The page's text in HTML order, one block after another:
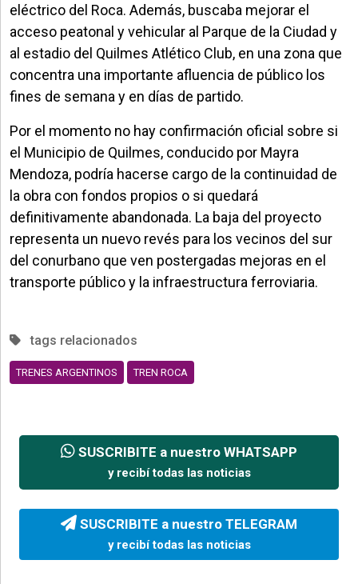
eléctrico del Roca. Además, buscaba mejorar el
acceso peatonal y vehicular al Parque de la Ciudad y
al estadio del Quilmes Atlético Club, en una zona que
concentra una importante afluencia de público los
fines de semana y en días de partido.
Por el momento no hay confirmación oficial sobre si
el Municipio de Quilmes, conducido por Mayra
Mendoza, podría hacerse cargo de la continuidad de
la obra con fondos propios o si quedará
definitivamente abandonada. La baja del proyecto
representa un nuevo revés para los vecinos del sur
del conurbano que ven postergadas mejoras en el
transporte público y la infraestructura ferroviaria.
tags relacionados
TRENES ARGENTINOS TREN ROCA
SUSCRIBITE a nuestro WHATSAPP
y recibí todas las noticias
SUSCRIBITE a nuestro TELEGRAM
y recibí todas las noticias